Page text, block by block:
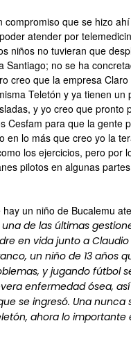
compromiso que se hizo
atender por
niños no tuvieran que
Santiago; no se ha
creo que la empresa
Teletón y ya tienen un
y yo creo que pronto
Cesfam para que la gente
en lo más que creo yo la
los ejercicios, pero por
pilotos en algunas
un niño de Bucalemu
una de las últimas
en vida junto a
un niño de 13 años
y jugando fútbol
enfermedad ósea,
se ingresó. Una nunca
ahora lo importante